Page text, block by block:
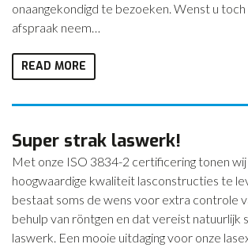
onaangekondigd te bezoeken. Wenst u
afspraak neem…
READ MORE
Super strak laswerk!
Met onze ISO 3834-2 certificering tonen wij
hoogwaardige kwaliteit lasconstructies te
bestaat soms de wens voor extra controle
behulp van röntgen en dat vereist natuurlijk
laswerk. Een mooie uitdaging voor onze